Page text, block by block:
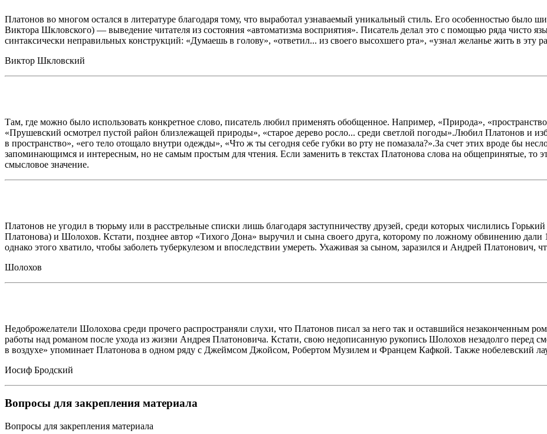
Платонов во многом остался в литературе благодаря тому, что выработал узнаваемый уникальный стиль. Его особенностью было
Виктора Шкловского) — выведение читателя из состояния «автоматизма восприятия». Писатель делал это с помощью ряда чисто
синтаксически неправильных конструкций: «Думаешь в голову», «ответил... из своего высохшего рта», «узнал желанье жить в эту
Виктор Шкловский
Там, где можно было использовать конкретное слово, писатель любил применять обобщенное. Например, «Природа»,
«Прушевский осмотрел пустой район близлежащей природы», «старое дерево росло... среди светлой погоды».Любил Платонов и
в пространство», «его тело отощало внутри одежды», «Что ж ты сегодня себе губки во рту не помазала?».За счет этих вроде бы
запоминающимся и интересным, но не самым простым для чтения. Если заменить в текстах Платонова слова на общепринятые, то
смысловое значение.
Платонов не угодил в тюрьму или в расстрельные списки лишь благодаря заступничеству друзей, среди которых числились
Платонова) и Шолохов. Кстати, позднее автор «Тихого Дона» выручил и сына своего друга, которому по ложному обвинению дали
однако этого хватило, чтобы заболеть туберкулезом и впоследствии умереть. Ухаживая за сыном, заразился и Андрей Платонович,
Шолохов
Недоброжелатели Шолохова среди прочего распространяли слухи, что Платонов писал за него так и оставшийся незаконченным
работы над романом после ухода из жизни Андрея Платоновича. Кстати, свою недописанную рукопись Шолохов незадолго перед
в воздухе» упоминает Платонова в одном ряду с Джеймсом Джойсом, Робертом Музилем и Францем Кафкой. Также нобелевский
Иосиф Бродский
Вопросы для закрепления материала
Вопросы для закрепления материала